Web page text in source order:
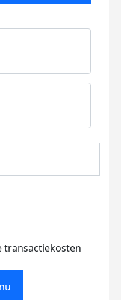
transactiekosten